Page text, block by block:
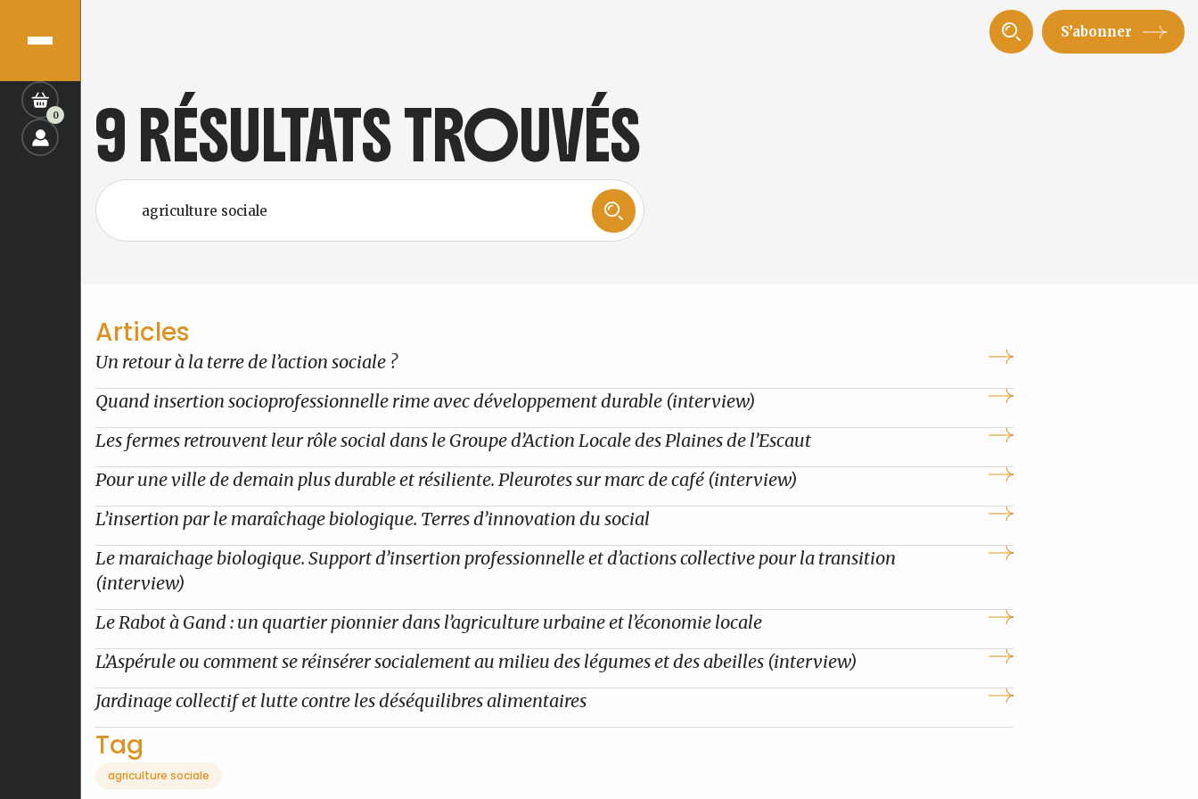
0
S’abonner
9 RÉSULTATS TROUVÉS
Articles
Un retour à la terre de l’action sociale ?
Quand insertion socioprofessionnelle rime avec développement durable (interview)
Les fermes retrouvent leur rôle social dans le Groupe d’Action Locale des Plaines de l’Escaut
Pour une ville de demain plus durable et résiliente. Pleurotes sur marc de café (interview)
L’insertion par le maraîchage biologique. Terres d’innovation du social
Le maraichage biologique. Support d’insertion professionnelle et d’actions collective pour la transition
(interview)
Le Rabot à Gand : un quartier pionnier dans l’agriculture urbaine et l’économie locale
L’Aspérule ou comment se réinsérer socialement au milieu des légumes et des abeilles (interview)
Jardinage collectif et lutte contre les déséquilibres alimentaires
Tag
agriculture sociale